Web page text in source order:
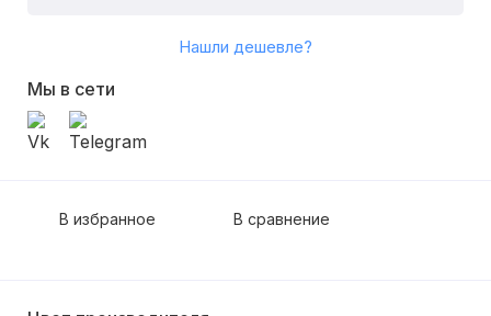
Нашли дешевле?
Мы в сети
В избранное В сравнение